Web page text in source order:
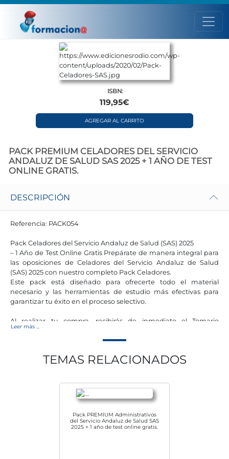
ISBN:
119,95€
AGREGAR AL CARRITO
PACK PREMIUM CELADORES DEL SERVICIO
ANDALUZ DE SALUD SAS 2025 + 1 AÑO DE TEST
ONLINE GRATIS.
DESCRIPCIÓN
Referencia: PACK054
Pack Celadores del Servicio Andaluz de Salud (SAS) 2025
– 1 Año de Test Online Gratis Prepárate de manera integral para
las oposiciones de Celadores del Servicio Andaluz de Salud
(SAS) 2025 con nuestro completo Pack Celadores.
Este pack está diseñado para ofrecerte todo el material
necesario y las herramientas de estudio más efectivas para
garantizar tu éxito en el proceso selectivo.
Al realizar tu compra, recibirás de inmediato el Temario
Común con los 10 primeros temas actualizados según
la Resolución de 30 de julio de 2024 de la Dirección General de
nuestra plataforma de test online, donde podrás comenzar a
Además, en cuanto nuestros autores finalicen las revisiones
del Temario Específico, se te enviará a tu domicilio, sin gastos de
prepararte de inmediato con el temario común y los tests,
mientras esperas la llegada del contenido específico, todo de
Leer más ...
TEMAS RELACIONADOS
Pack PREMIUM Administrativos
del Servicio Andaluz de Salud SAS
2025 + 1 año de test online gratis.